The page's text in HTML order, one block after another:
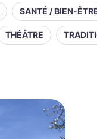
SANTÉ / BIEN-
THÉÂTRE